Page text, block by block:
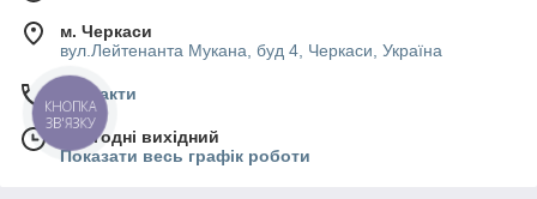
м. Черкаси
вул.Лейтенанта Мукана, буд 4, Черкаси, Україна
Контакти
Сьогодні вихідний
Показати весь графік роботи
КНОПКА
ЗВ'ЯЗКУ